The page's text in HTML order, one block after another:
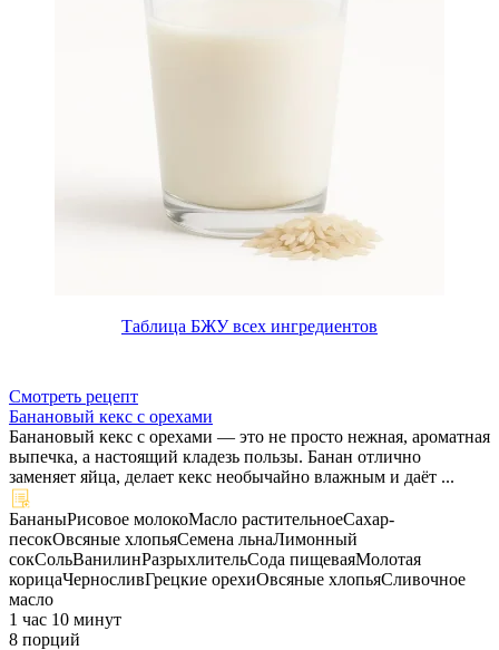
Таблица БЖУ всех ингредиентов
Смотреть рецепт
Банановый кекс с орехами
Банановый кекс с орехами — это не просто нежная, ароматная
выпечка, а настоящий кладезь пользы. Банан отлично
заменяет яйца, делает кекс необычайно влажным и даёт ...
БананыРисовое молокоМасло растительноеСахар-
песокОвсяные хлопьяСемена льнаЛимонный
сокСольВанилинРазрыхлительСода пищеваяМолотая
корицаЧерносливГрецкие орехиОвсяные хлопьяСливочное
масло
1 час 10 минут
8 порций